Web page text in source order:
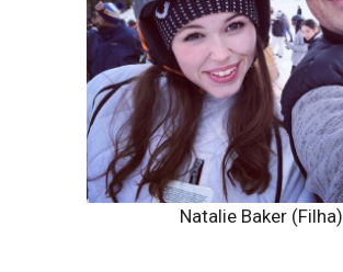
Natalie Baker (Filha)